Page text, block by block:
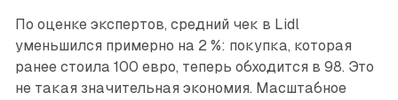
По оценке экспертов, средний чек в Lidl
уменьшился примерно на 2 %: покупка, которая
ранее стоила 100 евро, теперь обходится в 98. Это
не такая значительная экономия. Масштабное